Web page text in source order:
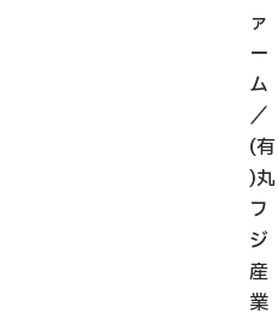
ァ
ー
ム
／
(有
)丸
フ
ジ
産
業